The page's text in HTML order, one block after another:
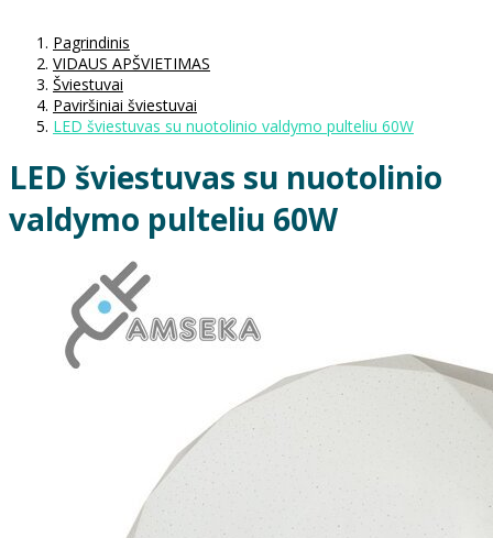
Pagrindinis
VIDAUS APŠVIETIMAS
Šviestuvai
Paviršiniai šviestuvai
LED šviestuvas su nuotolinio valdymo pulteliu 60W
LED šviestuvas su nuotolinio
valdymo pulteliu 60W